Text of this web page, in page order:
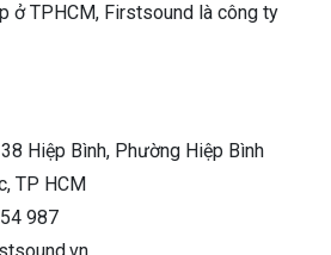
ở TPHCM, Firstsound là công ty
Hiệp Bình, Phường Hiệp Bình
TP HCM
987